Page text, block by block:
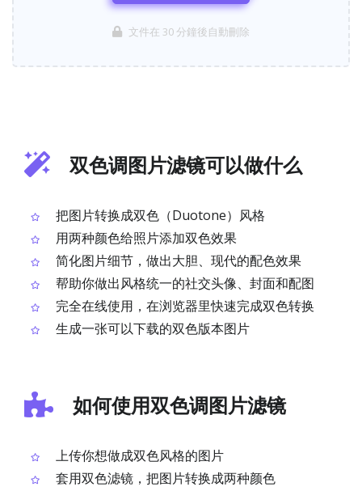
文件在 30 分鐘後自動刪除
双色调图片滤镜可以做什么
把图片转换成双色（Duotone）风格
用两种颜色给照片添加双色效果
简化图片细节，做出大胆、现代的配色效果
帮助你做出风格统一的社交头像、封面和配图
完全在线使用，在浏览器里快速完成双色转换
生成一张可以下载的双色版本图片
如何使用双色调图片滤镜
上传你想做成双色风格的图片
套用双色滤镜，把图片转换成两种颜色